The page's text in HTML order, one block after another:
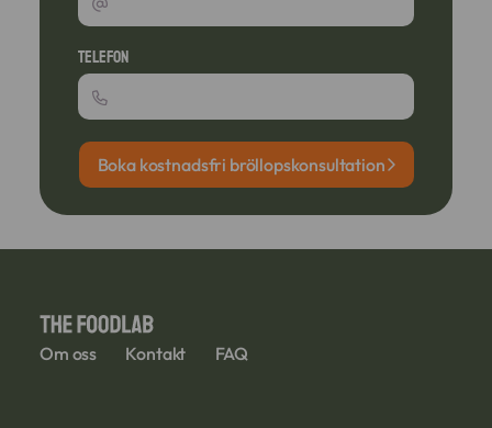
Telefon
Boka kostnadsfri bröllopskonsultation
Om oss Kontakt FAQ